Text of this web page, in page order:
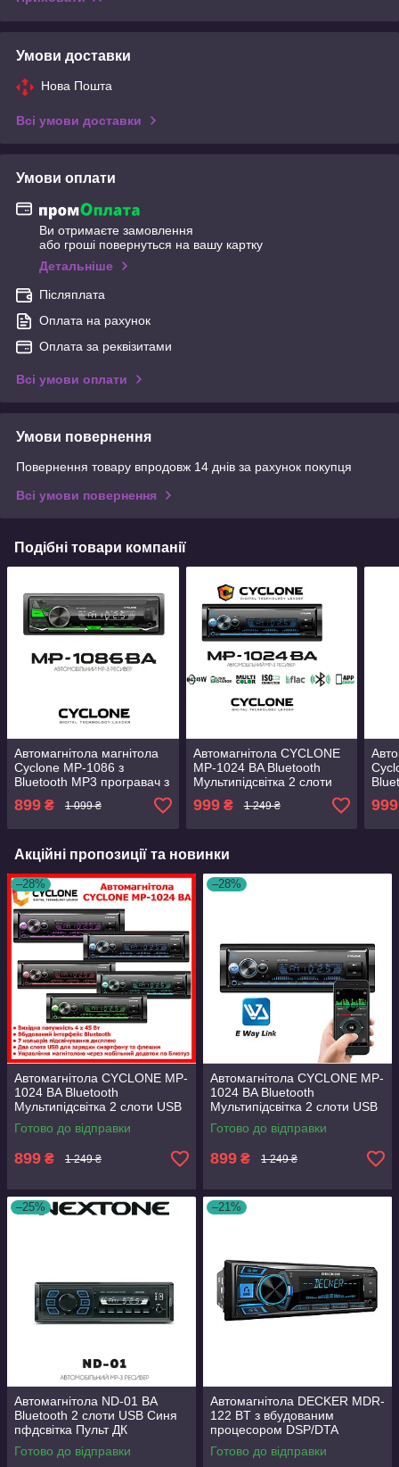
Умови доставки
Нова Пошта
Всі умови доставки
Умови оплати
Ви отримаєте замовлення
або гроші повернуться на вашу картку
Детальніше
Післяплата
Оплата на рахунок
Оплата за реквізитами
Всі умови оплати
Умови повернення
Повернення товару впродовж 14 днів за рахунок покупця
Всі умови повернення
Подібні товари компанії
Автомагнітола магнітола
Cyclone MP-1086 з
Bluetooth MP3 програвач з
FM приймачем Потужність
4х50Вт
899 ₴ 1 099 ₴
Автомагнітола CYCLONE
MP-1024 BA Bluetooth
Мультипідсвітка 2 слоти
USB Пульт ДК потужність
4х45 Вт 2 лінійні
999₴ 1 249 ₴
FM
999
Акційні пропозиції та новинки
–28%
Автомагнітола CYCLONE MP-
1024 BA Bluetooth
Мультипідсвітка 2 слоти USB
Пульт ДК
Готово до відправки
899 ₴ 1 249 ₴
–28%
Автомагнітола CYCLONE MP-
1024 BA Bluetooth
Мультипідсвітка 2 слоти USB
Пульт ДК
Готово до відправки
899 ₴ 1 249 ₴
–25%
Автомагнітола ND-01 BA
Bluetooth 2 слоти USB Синя
пфдсвітка Пульт ДК
можливістю керуванням
через мобільний додаток
Готово до відправки
–21%
Автомагнітола DECKER MDR-
122 BT з вбудованим
процесором DSP/DTA
Bluetooth Мультипідсвітка
2USB
Готово до відправки